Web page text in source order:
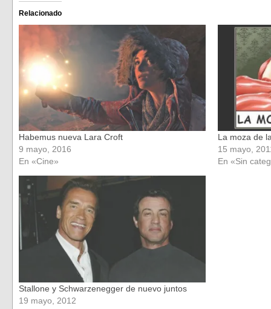
Facebook
(Se
abre
en
una
nueva)
en
Relacionado
Habemus nueva Lara Croft
9 mayo, 2016
En «Cine»
La moza de
15 mayo,
En «Sin
Stallone y Schwarzenegger de nuevo juntos
19 mayo, 2012